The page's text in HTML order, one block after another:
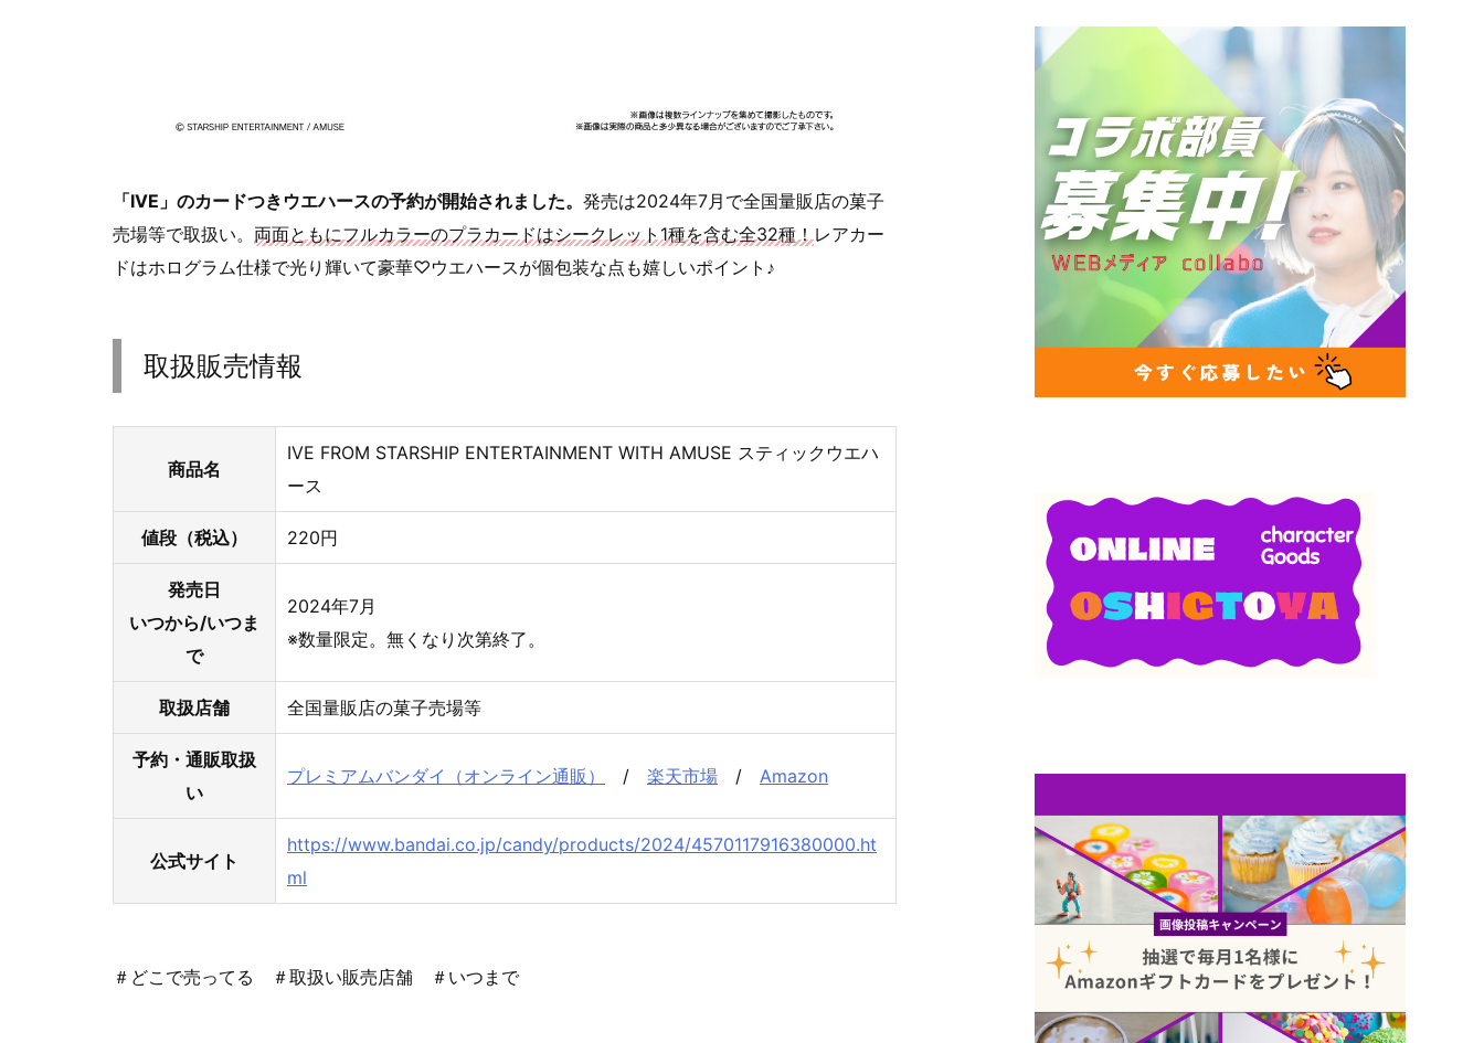
「IVE」のカードつきウエハースの予約が開始されました。 発売は2024年7月で全国量販店の菓子
売場等で取扱い。 両面ともにフルカラーのプラカードはシークレット1種を含む全32種！レアカー
ドはホログラム仕様で光り輝いて豪華♡ウエハースが個包装な点も嬉しいポイント♪
取扱販売情報
商品名
IVE FROM STARSHIP ENTERTAINMENT WITH AMUSE スティックウエハ
ース
値段（税込） 220円
発売日
いつから/いつま
で
2024年7月
※数量限定。無くなり次第終了。
取扱店舗 全国量販店の菓子売場等
予約・通販取扱
い
プレミアムバンダイ（オンライン通販） / 楽天市場 / Amazon
公式サイト
https://www.bandai.co.jp/candy/products/2024/4570117916380000.ht
ml
＃どこで売ってる ＃取扱い販売店舗 ＃いつまで